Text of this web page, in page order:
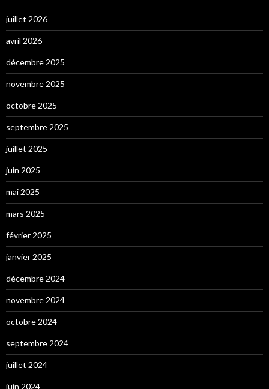
juillet 2026
avril 2026
décembre 2025
novembre 2025
octobre 2025
septembre 2025
juillet 2025
juin 2025
mai 2025
mars 2025
février 2025
janvier 2025
décembre 2024
novembre 2024
octobre 2024
septembre 2024
juillet 2024
juin 2024